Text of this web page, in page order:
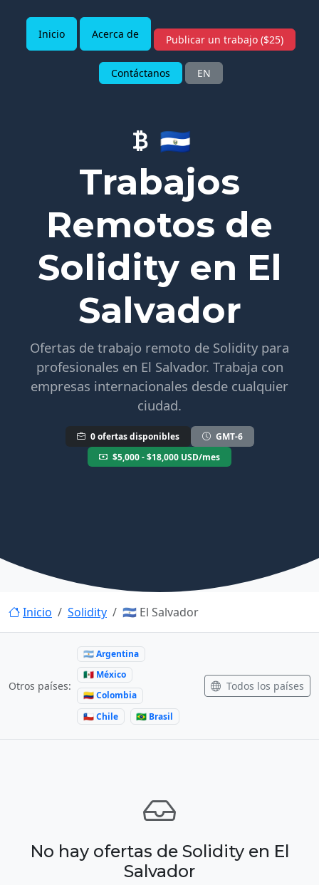
Inicio Acerca de Publicar un trabajo ($25)
Contáctanos EN
🇸🇻
Trabajos
Remotos de
Solidity en El
Salvador
Ofertas de trabajo remoto de Solidity para
profesionales en El Salvador. Trabaja con
empresas internacionales desde cualquier
ciudad.
0 ofertas disponibles
GMT-6
$5,000 - $18,000 USD/mes
Inicio Solidity 🇸🇻 El Salvador
Otros países:
🇦🇷 Argentina
🇲🇽 México
🇨🇴 Colombia
🇨🇱 Chile
🇧🇷 Brasil
Todos los países
No hay ofertas de Solidity en El
Salvador